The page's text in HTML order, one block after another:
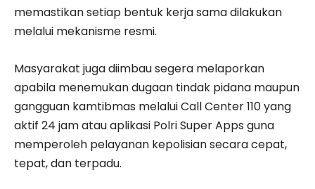
memastikan setiap bentuk kerja sama dilakukan
melalui mekanisme resmi.
Masyarakat juga diimbau segera melaporkan
apabila menemukan dugaan tindak pidana maupun
gangguan kamtibmas melalui Call Center 110 yang
aktif 24 jam atau aplikasi Polri Super Apps guna
memperoleh pelayanan kepolisian secara cepat,
tepat, dan terpadu.